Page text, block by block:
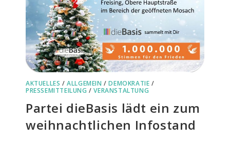
AKTUELLES /ALLGEMEIN /DEMOKRATIE /
PRESSEMITTEILUNG /VERANSTALTUNG
Partei dieBasis lädt ein zum
weihnachtlichen Infostand